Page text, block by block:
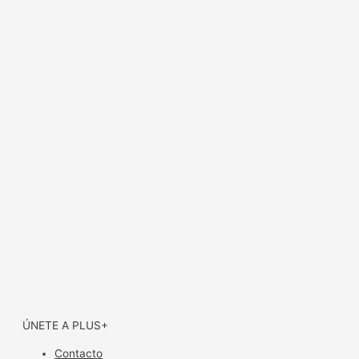
ÚNETE A PLUS+
Contacto